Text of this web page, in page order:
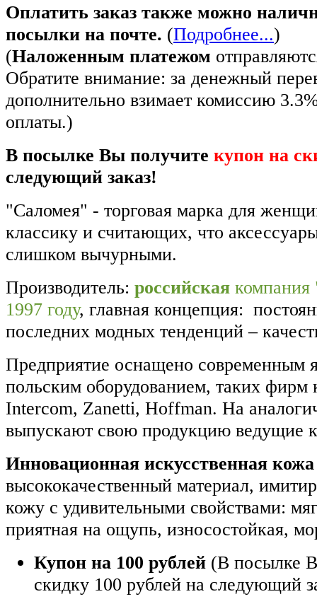
Оплатить заказ также можно
посылки на почте. (Подробнее...)
(Наложенным платежом
Обратите внимание: за денежный
дополнительно взимает комиссию
оплаты.)
В посылке Вы получите купон на
следующий заказ!
"Саломея" - торговая марка для
классику и считающих, что
слишком вычурными.
Производитель: российская
1997 году, главная концепция:
последних модных тенденций –
Предприятие оснащено современным
польским оборудованием, таких фирм
Intercom, Zanetti, Hoffman. На
выпускают свою продукцию ведущие
Инновационная искусственная
высококачественный материал,
кожу с удивительными свойствами:
приятная на ощупь, износостойкая,
Купон на 100 рублей (В посылке
скидку 100 рублей на следующий